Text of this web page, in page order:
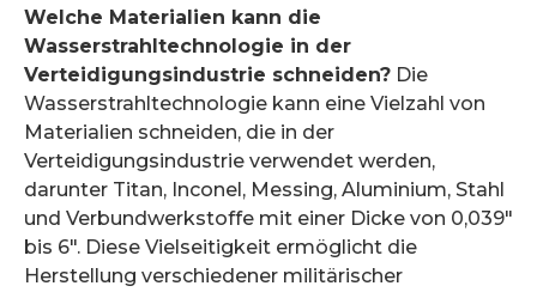
Welche Materialien kann die
Wasserstrahltechnologie in der
Verteidigungsindustrie schneiden? Die
Wasserstrahltechnologie kann eine Vielzahl von
Materialien schneiden, die in der
Verteidigungsindustrie verwendet werden,
darunter Titan, Inconel, Messing, Aluminium, Stahl
und Verbundwerkstoffe mit einer Dicke von 0,039″
bis 6″. Diese Vielseitigkeit ermöglicht die
Herstellung verschiedener militärischer